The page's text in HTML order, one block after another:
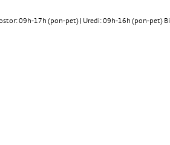
09h-17h (pon-pet) | Uredi: 09h-16h (pon-pet)